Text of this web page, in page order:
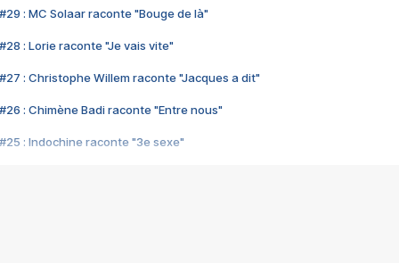
#29 : MC Solaar raconte "Bouge de là"
#28 : Lorie raconte "Je vais vite"
#27 : Christophe Willem raconte "Jacques a dit"
#26 : Chimène Badi raconte "Entre nous"
#25 : Indochine raconte "3e sexe"